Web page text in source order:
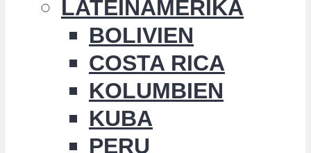
LATEINAMERIKA
BOLIVIEN
COSTA RICA
KOLUMBIEN
KUBA
PERU